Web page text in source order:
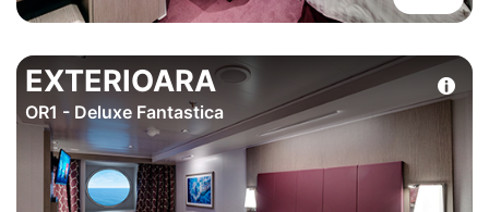
EXTERIOARA
OR1 - Deluxe Fantastica